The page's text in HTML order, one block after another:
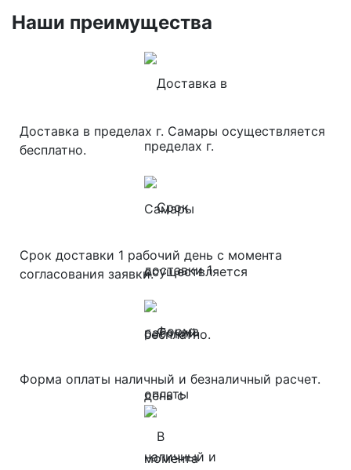
Наши преимущества
Доставка в пределах г. Самары осуществляется
бесплатно.
Срок доставки 1 рабочий день с момента
согласования заявки.
Форма оплаты наличный и безналичный расчет.